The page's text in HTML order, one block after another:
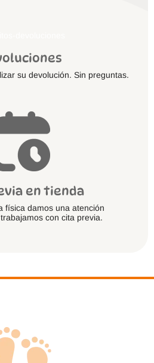
su devolución. Sin preguntas.
en tienda
física damos una atención
con cita previa.